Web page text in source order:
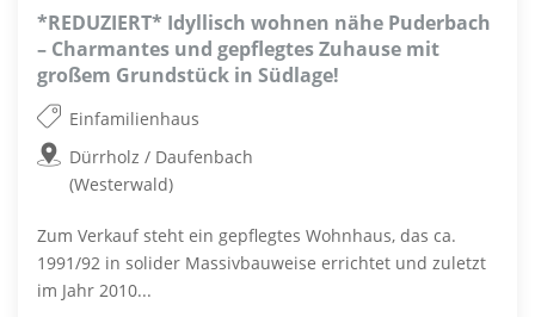
*REDUZIERT* Idyllisch wohnen nähe Puderbach
– Charmantes und gepflegtes Zuhause mit
großem Grundstück in Südlage!
Einfamilienhaus
Dürrholz / Daufenbach
(Westerwald)
Zum Verkauf steht ein gepflegtes Wohnhaus, das ca.
1991/92 in solider Massivbauweise errichtet und zuletzt
im Jahr 2010...